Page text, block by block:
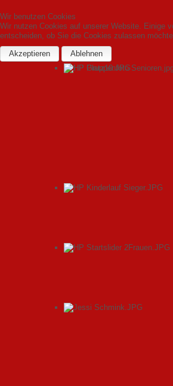
Wir benutzen Cookies
Wir nutzen Cookies auf unserer Website. Einige
entscheiden, ob Sie die Cookies zulassen
Akzeptieren
Ablehnen